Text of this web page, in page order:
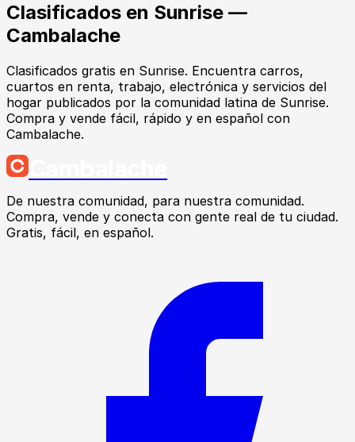
Clasificados en Sunrise —
Cambalache
Clasificados gratis en Sunrise. Encuentra carros,
cuartos en renta, trabajo, electrónica y servicios del
hogar publicados por la comunidad latina de Sunrise.
Compra y vende fácil, rápido y en español con
Cambalache.
De nuestra comunidad, para nuestra comunidad.
Compra, vende y conecta con gente real de tu ciudad.
Gratis, fácil, en español.